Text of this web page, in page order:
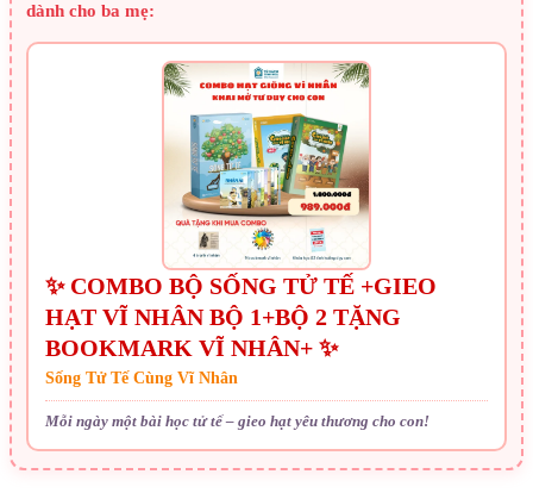
dành cho ba mẹ:
✨ COMBO BỘ SỐNG TỬ TẾ +GIEO
HẠT VĨ NHÂN BỘ 1+BỘ 2 TẶNG
BOOKMARK VĨ NHÂN+ ✨
Sống Tử Tế Cùng Vĩ Nhân
Mỗi ngày một bài học tử tế – gieo hạt yêu thương cho con!